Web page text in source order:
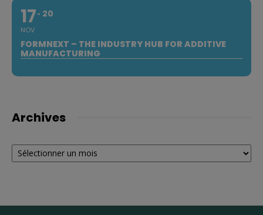
17
NOV
20
FORMNEXT – THE INDUSTRY HUB FOR ADDITIVE
MANUFACTURING
Archives
Archives